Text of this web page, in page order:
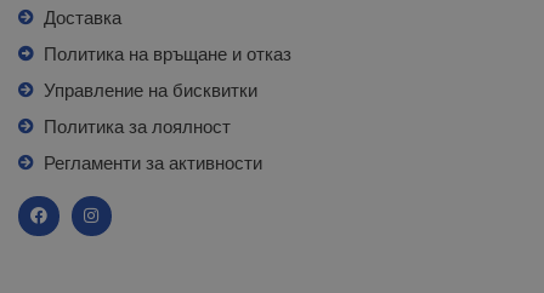
Доставка
Политика на връщане и отказ
Управление на бисквитки
Политика за лоялност
Регламенти за активности